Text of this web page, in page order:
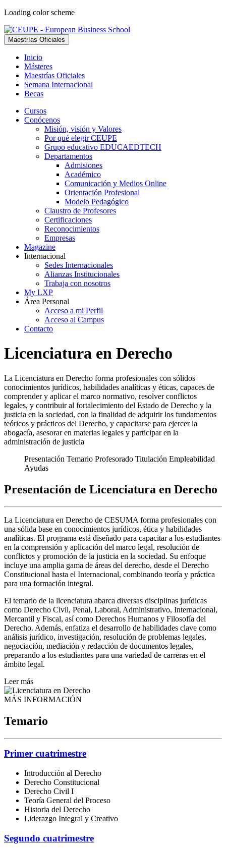
Loading color scheme
Maestrías Oficiales
Inicio
Másteres
Maestrías Oficiales
Semana Internacional
Becas
Cursos
Conócenos
Misión, visión y Valores
Por qué elegir CEUPE
Grupo educativo EDUCAEDTECH
Departamentos
Admisiones
Académico
Comunicación y Medios Online
Orientación Profesional
Modelo Pedagógico
Claustro de Profesores
Certificaciones
Reconocimientos
Empresas
Magazine
Internacional
Sedes Internacionales
Alianzas Institucionales
Trabaja con nosotros
My LXP
Área Personal
Acceso a mi Perfil
Acceso al Campus
Contacto
Licenciatura en Derecho
La Licenciatura en Derecho forma profesionales con sólidos
conocimientos jurídicos, habilidades analíticas y éticas, capaces de
comprender y aplicar el marco normativo, resolver conflictos
legales, y contribuir al fortalecimiento del Estado de Derecho y la
justicia en la sociedad, con la finalidad de adquirir los fundamentos
teóricos y prácticos del Derecho, y capacitarse para ejercer la
abogacía, asesorar en materias legales y participar en la
administración de justicia
Presentación Temario Profesorado Titulación Empleabilidad
Ayudas
Presentación de Licenciatura en Derecho
La Licenciatura en Derecho de CESUMA forma profesionales con
una sólida base en conocimientos jurídicos, ética y habilidades
analíticas. El programa está diseñado para capacitar a los estudiantes
en la comprensión y aplicación del marco legal, resolución de
conflictos y promoción de la justicia en la sociedad. Su enfoque
incluye una amplia gama de áreas del derecho, desde el Derecho
Constitucional hasta el Internacional, combinando teoría y práctica
para una formación integral.
El temario de la licenciatura abarca diversas disciplinas jurídicas
como Derecho Civil, Penal, Laboral, Administrativo, Internacional,
Mercantil y Fiscal, así como Derechos Humanos y Filosofía del
Derecho. Además, enfatiza el desarrollo de habilidades clave como
análisis jurídico, investigación, resolución de problemas legales,
negociación, mediación y redacción de documentos legales,
preparando a los estudiantes para una variedad de carreras en el
ámbito legal.
Leer más
MÁS INFORMACIÓN
Temario
Primer cuatrimestre
Introducción al Derecho
Derecho Constitucional
Derecho Civil I
Teoría General del Proceso
Historia del Derecho
Liderazgo Integral y Creativo
Segundo cuatrimestre